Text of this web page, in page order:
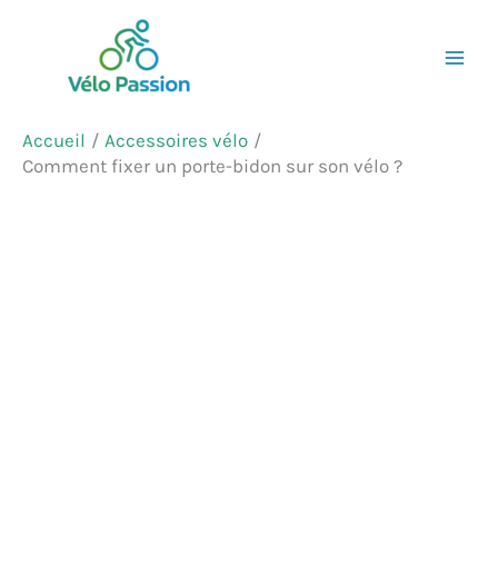
contenu
Accueil
Accessoires vélo
Comment fixer un porte-bidon sur son vélo ?